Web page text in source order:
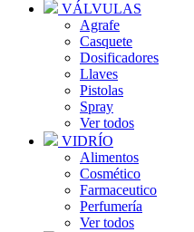
VÁLVULAS
Agrafe
Casquete
Dosificadores
Llaves
Pistolas
Spray
Ver todos
VIDRÍO
Alimentos
Cosmético
Farmaceutico
Perfumería
Ver todos